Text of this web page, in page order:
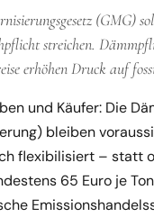
(GMG)
streichen.
erhöhen Druck auf
und Käufer: Die
bleiben
flexibilisiert – statt
65 Euro je